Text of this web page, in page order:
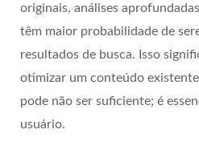
originais, análises
têm maior probabilidade de
resultados de busca. Isso
otimizar um conteúdo
pode não ser suficiente; é
usuário.